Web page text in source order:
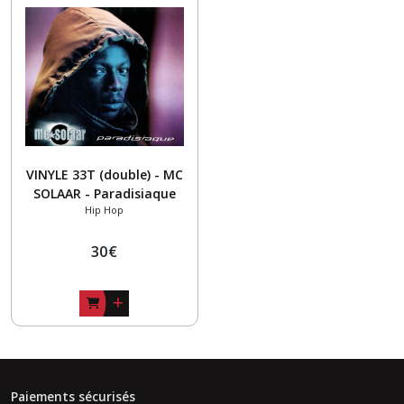
VINYLE 33T (double) - MC
SOLAAR - Paradisiaque
Hip Hop
30€
Paiements sécurisés